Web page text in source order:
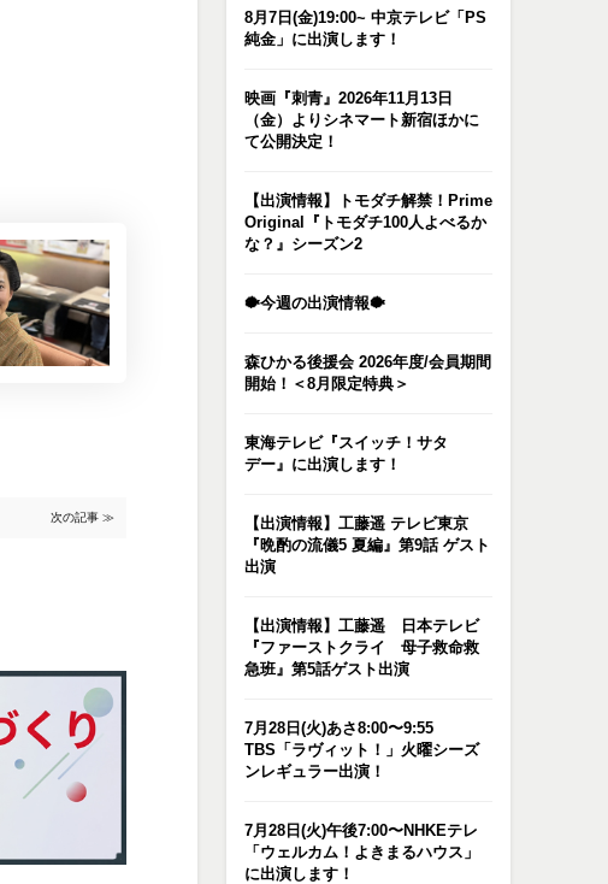
次の記事 ≫
8月7日(金)19:00~ 中京テレビ「PS
純金」に出演します！
映画『刺青』2026年11月13日
（金）よりシネマート新宿ほかに
て公開決定！
【出演情報】トモダチ解禁！Prime
Original『トモダチ100人よべるか
な？』シーズン2
🐡今週の出演情報🐡
森ひかる後援会 2026年度/会員期間
開始！＜8月限定特典＞
東海テレビ『スイッチ！サタ
デー』に出演します！
【出演情報】工藤遥 テレビ東京
『晩酌の流儀5 夏編』第9話 ゲスト
出演
【出演情報】工藤遥 日本テレビ
『ファーストクライ 母子救命救
急班』第5話ゲスト出演
7月28日(火)あさ8:00〜9:55
TBS「ラヴィット！」火曜シーズ
ンレギュラー出演！
7月28日(火)午後7:00〜NHKEテレ
「ウェルカム！よきまるハウス」
に出演します！